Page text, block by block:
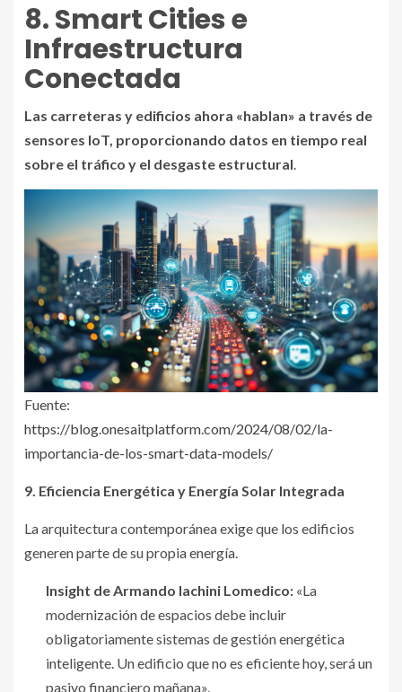
8. Smart Cities e
Infraestructura
Conectada
Las carreteras y edificios ahora «hablan» a través de
sensores IoT, proporcionando datos en tiempo real
sobre el tráfico y el desgaste estructural.
Fuente:
https://blog.onesaitplatform.com/2024/08/02/la-
importancia-de-los-smart-data-models/
9. Eficiencia Energética y Energía Solar Integrada
La arquitectura contemporánea exige que los edificios
generen parte de su propia energía.
Insight de Armando Iachini Lomedico: «La
modernización de espacios debe incluir
obligatoriamente sistemas de gestión energética
inteligente. Un edificio que no es eficiente hoy, será un
pasivo financiero mañana».